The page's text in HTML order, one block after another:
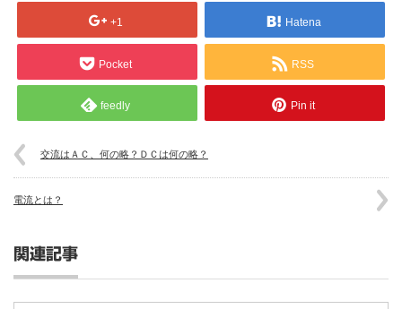
+1 Hatena
Pocket RSS
feedly Pin it
交流はＡＣ、何の略？ＤＣは何の略？
電流とは？
関連記事